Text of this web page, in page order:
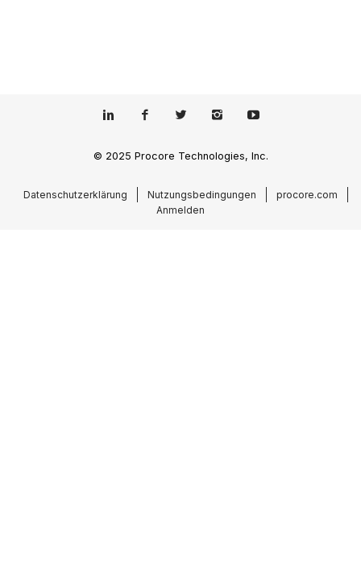
© 2025 Procore Technologies, Inc.
Datenschutzerklärung Nutzungsbedingungen
procore.com
Anmelden